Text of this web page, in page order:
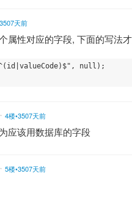
天前
属性对应的字段, 下面的写法
null);
4楼•3507天前
应该用数据库的字段
5楼•3507天前